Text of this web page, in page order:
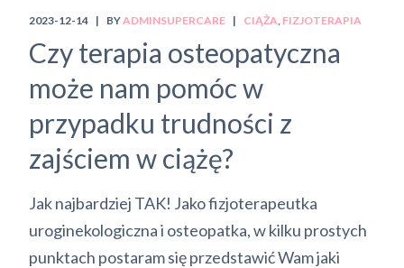
2023-12-14 BYADMINSUPERCARE CIĄŻA FIZJOTERAPIA
Czy terapia osteopatyczna
może nam pomóc w
przypadku trudności z
zajściem w ciążę?
Jak najbardziej TAK! Jako fizjoterapeutka
uroginekologiczna i osteopatka, w kilku prostych
punktach postaram się przedstawić Wam jaki